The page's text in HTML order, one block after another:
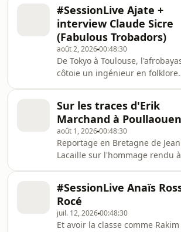
modernité urbaine, entre pop,
danceh
ouvert la 40ème édition des
d'Afrique. Forte d’une longue
et récipiendaire de nombreux
prestigieux, cette immense
chanteuse, engagée et
transporte au cœur de la
musicale du Wassoulou. Par
Oumou Sangaré est rentrée
#SessionLive Ajate +
interview Claude Sicre
(Fabulous Trobadors)
août 2, 202600:48:30
De Tokyo à Toulouse,
côtoie un ingénieur en folklore
c'est le groupe à 9 têtes AJATE.
en 2011 à Tokyo, son créateur
Junichiro Imaeda a été piqué
mystique lors de l'achat d'un
de Fela. Dès lors, la musique
traditionnelle japonaise
Junichiro a doucement glissé
l'Afrobeat, mais e
Sur les traces d'Erik
Marchand à Poullaouen
août 1, 202600:48:30
Reportage en Bretagne de
Lacaille sur l'hommage rendu
Marchand, grande voix et
passeur des musiques
mort en octobre 2025 à l’âge de
ans dans son pays de cœur, la
#SessionLive Anaïs
Rocé
juil. 12, 202600:48:30
Et avoir la classe comme